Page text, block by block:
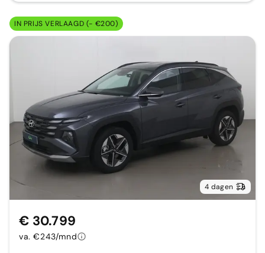
IN PRIJS VERLAAGD (- €200)
4 dagen
€ 30.799
va. €243/mnd